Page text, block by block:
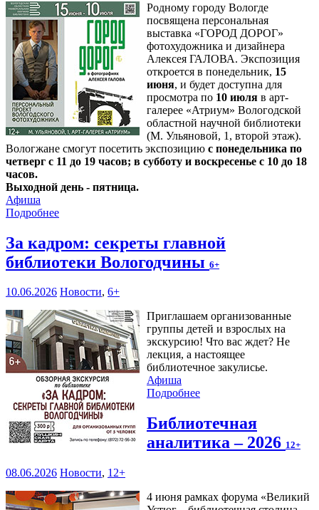
Родному городу Вологде
посвящена персональная
выставка «ГОРОД ДОРОГ»
фотохудожника и дизайнера
Алексея ГАЛОВА. Экспозиция
откроется в понедельник, 15
июня, и будет доступна для
просмотра по 10 июля в арт-
галерее «Атриум» Вологодской
областной научной библиотеки
(М. Ульяновой, 1, второй этаж).
Вологжане смогут посетить экспозицию с понедельника по
четверг с 11 до 19 часов; в субботу и воскресенье с 10 до 18
часов.
Выходной день - пятница.
Афиша
Подробнее
За кадром: секреты главной
библиотеки Вологодчины 6+
10.06.2026 Новости, 6+
Приглашаем организованные
группы детей и взрослых на
экскурсию! Что вас ждет? Не
лекция, а настоящее
библиотечное закулисье.
Афиша
Подробнее
Библиотечная
аналитика – 2026 12+
08.06.2026 Новости, 12+
4 июня рамках форума «Великий